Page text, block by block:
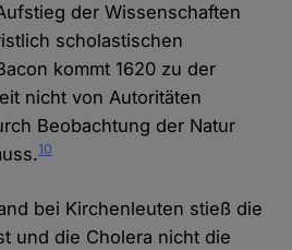
der Wissenschaften
scholastischen
kommt 1620 zu der
nicht von Autoritäten
Beobachtung der Natur
10
bei Kirchenleuten stieß die
und die Cholera nicht die